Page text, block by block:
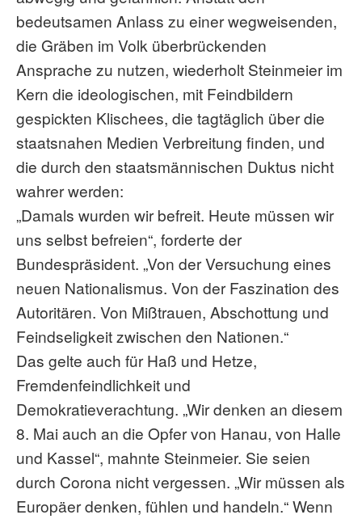
bedeutsamen Anlass zu einer wegweisenden,
die Gräben im Volk überbrückenden
Ansprache zu nutzen, wiederholt Steinmeier im
Kern die ideologischen, mit Feindbildern
gespickten Klischees, die tagtäglich über die
staatsnahen Medien Verbreitung finden, und
die durch den staatsmännischen Duktus nicht
wahrer werden:
„Damals wurden wir befreit. Heute müssen wir
uns selbst befreien“, forderte der
Bundespräsident. „Von der Versuchung eines
neuen Nationalismus. Von der Faszination des
Autoritären. Von Mißtrauen, Abschottung und
Feindseligkeit zwischen den Nationen.“
Das gelte auch für Haß und Hetze,
Fremdenfeindlichkeit und
Demokratieverachtung. „Wir denken an diesem
8. Mai auch an die Opfer von Hanau, von Halle
und Kassel“, mahnte Steinmeier. Sie seien
durch Corona nicht vergessen. „Wir müssen als
Europäer denken, fühlen und handeln.“ Wenn